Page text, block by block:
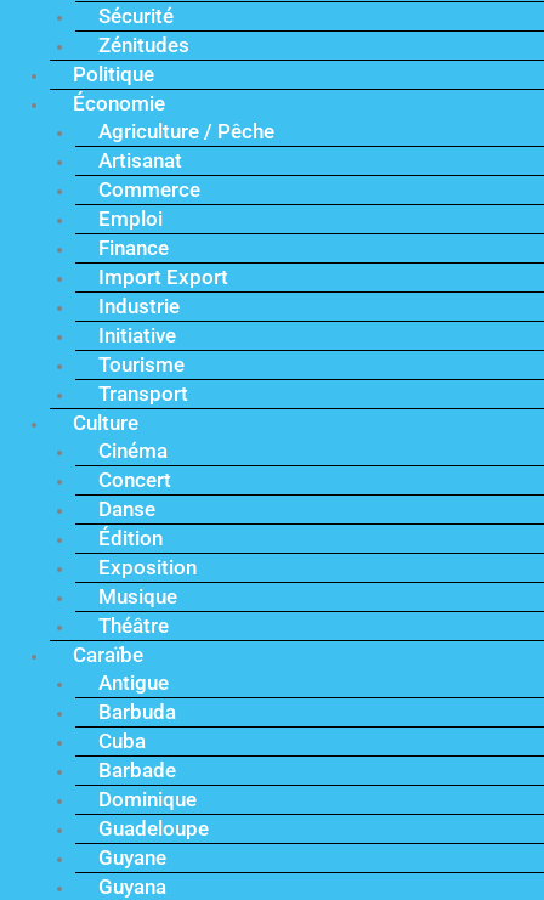
Sécurité
Zénitudes
Politique
Économie
Agriculture / Pêche
Artisanat
Commerce
Emploi
Finance
Import Export
Industrie
Initiative
Tourisme
Transport
Culture
Cinéma
Concert
Danse
Édition
Exposition
Musique
Théâtre
Caraïbe
Antigue
Barbuda
Cuba
Barbade
Dominique
Guadeloupe
Guyane
Guyana